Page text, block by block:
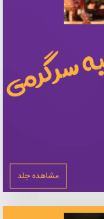
مشاهده جلد